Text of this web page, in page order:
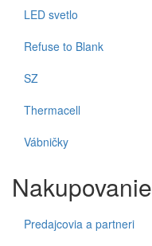
LED svetlo
Refuse to Blank
SZ
Thermacell
Vábničky
Nakupovanie
Predajcovia a partneri